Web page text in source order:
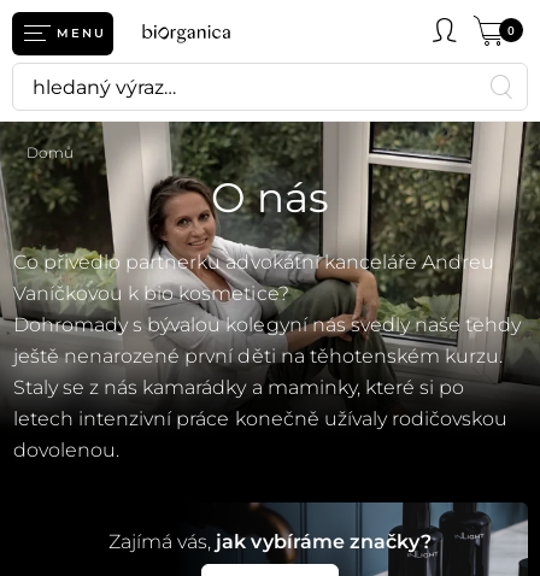
MENU 0
Domů
O nás
Co přivedlo partnerku advokátní kanceláře Andreu
Vaníčkovou k bio kosmetice?
Dohromady s bývalou kolegyní nás svedly naše tehdy
ještě nenarozené první děti na těhotenském kurzu.
Staly se z nás kamarádky a maminky, které si po
letech intenzivní práce konečně užívaly rodičovskou
dovolenou.
Zajímá vás, jak vybíráme značky?